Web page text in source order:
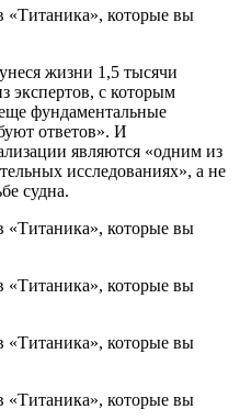
жизни 1,5 тысячи
экспертов, с которым
фундаментальные
ответов». И
являются «одним из
исследованиях», а не
судна.